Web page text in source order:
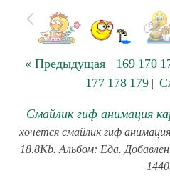
« Предыдущая| 169 170
177 178 179 |
Смайлик гиф анимация
хочется смайлик гиф
18.8Kb. Альбом: Еда.